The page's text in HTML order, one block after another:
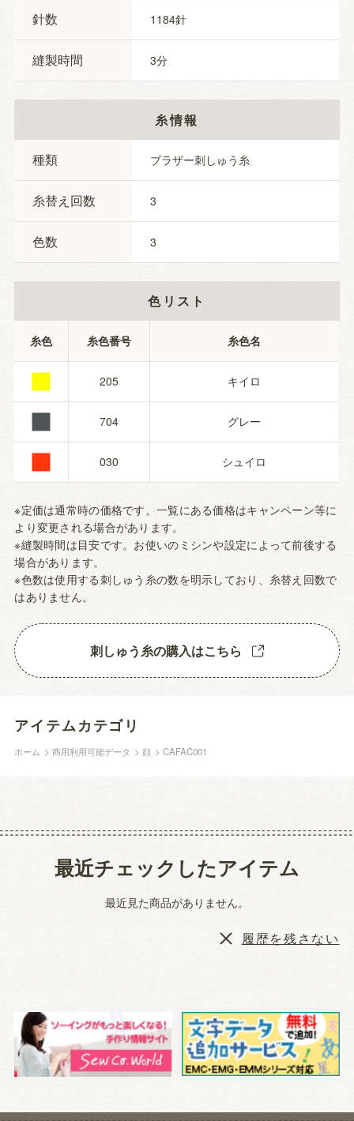
針数 1184
縫製時間 3
糸情報
種類 ブラザー刺しゅう糸
糸替え回数 3
色数 3
色リスト
糸色 糸色番号 糸色名
■ 205 キイロ
■ 704 グレー
■ 030 シュイロ
※定価は通常時の価格です。一覧にある価格はキャンペーン等に
より変更される場合があります。
※縫製時間は目安です。お使いのミシンや設定によって前後する
場合があります。
※色数は使用する刺しゅう糸の数を明示しており、糸替え回数で
はありません。
刺しゅう糸の購入はこちら
アイテムカテゴリ
ホーム >商用利用可能データ > 顔 >CAFAC001
最近チェックしたアイテム
最近見た商品がありません。
履歴を残さない